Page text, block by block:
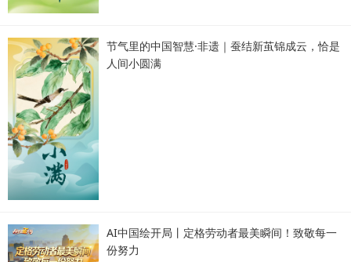
节气里的中国智慧·非遗｜蚕结新茧锦成云，恰是
人间小圆满
AI中国绘开局丨定格劳动者最美瞬间！致敬每一
份努力